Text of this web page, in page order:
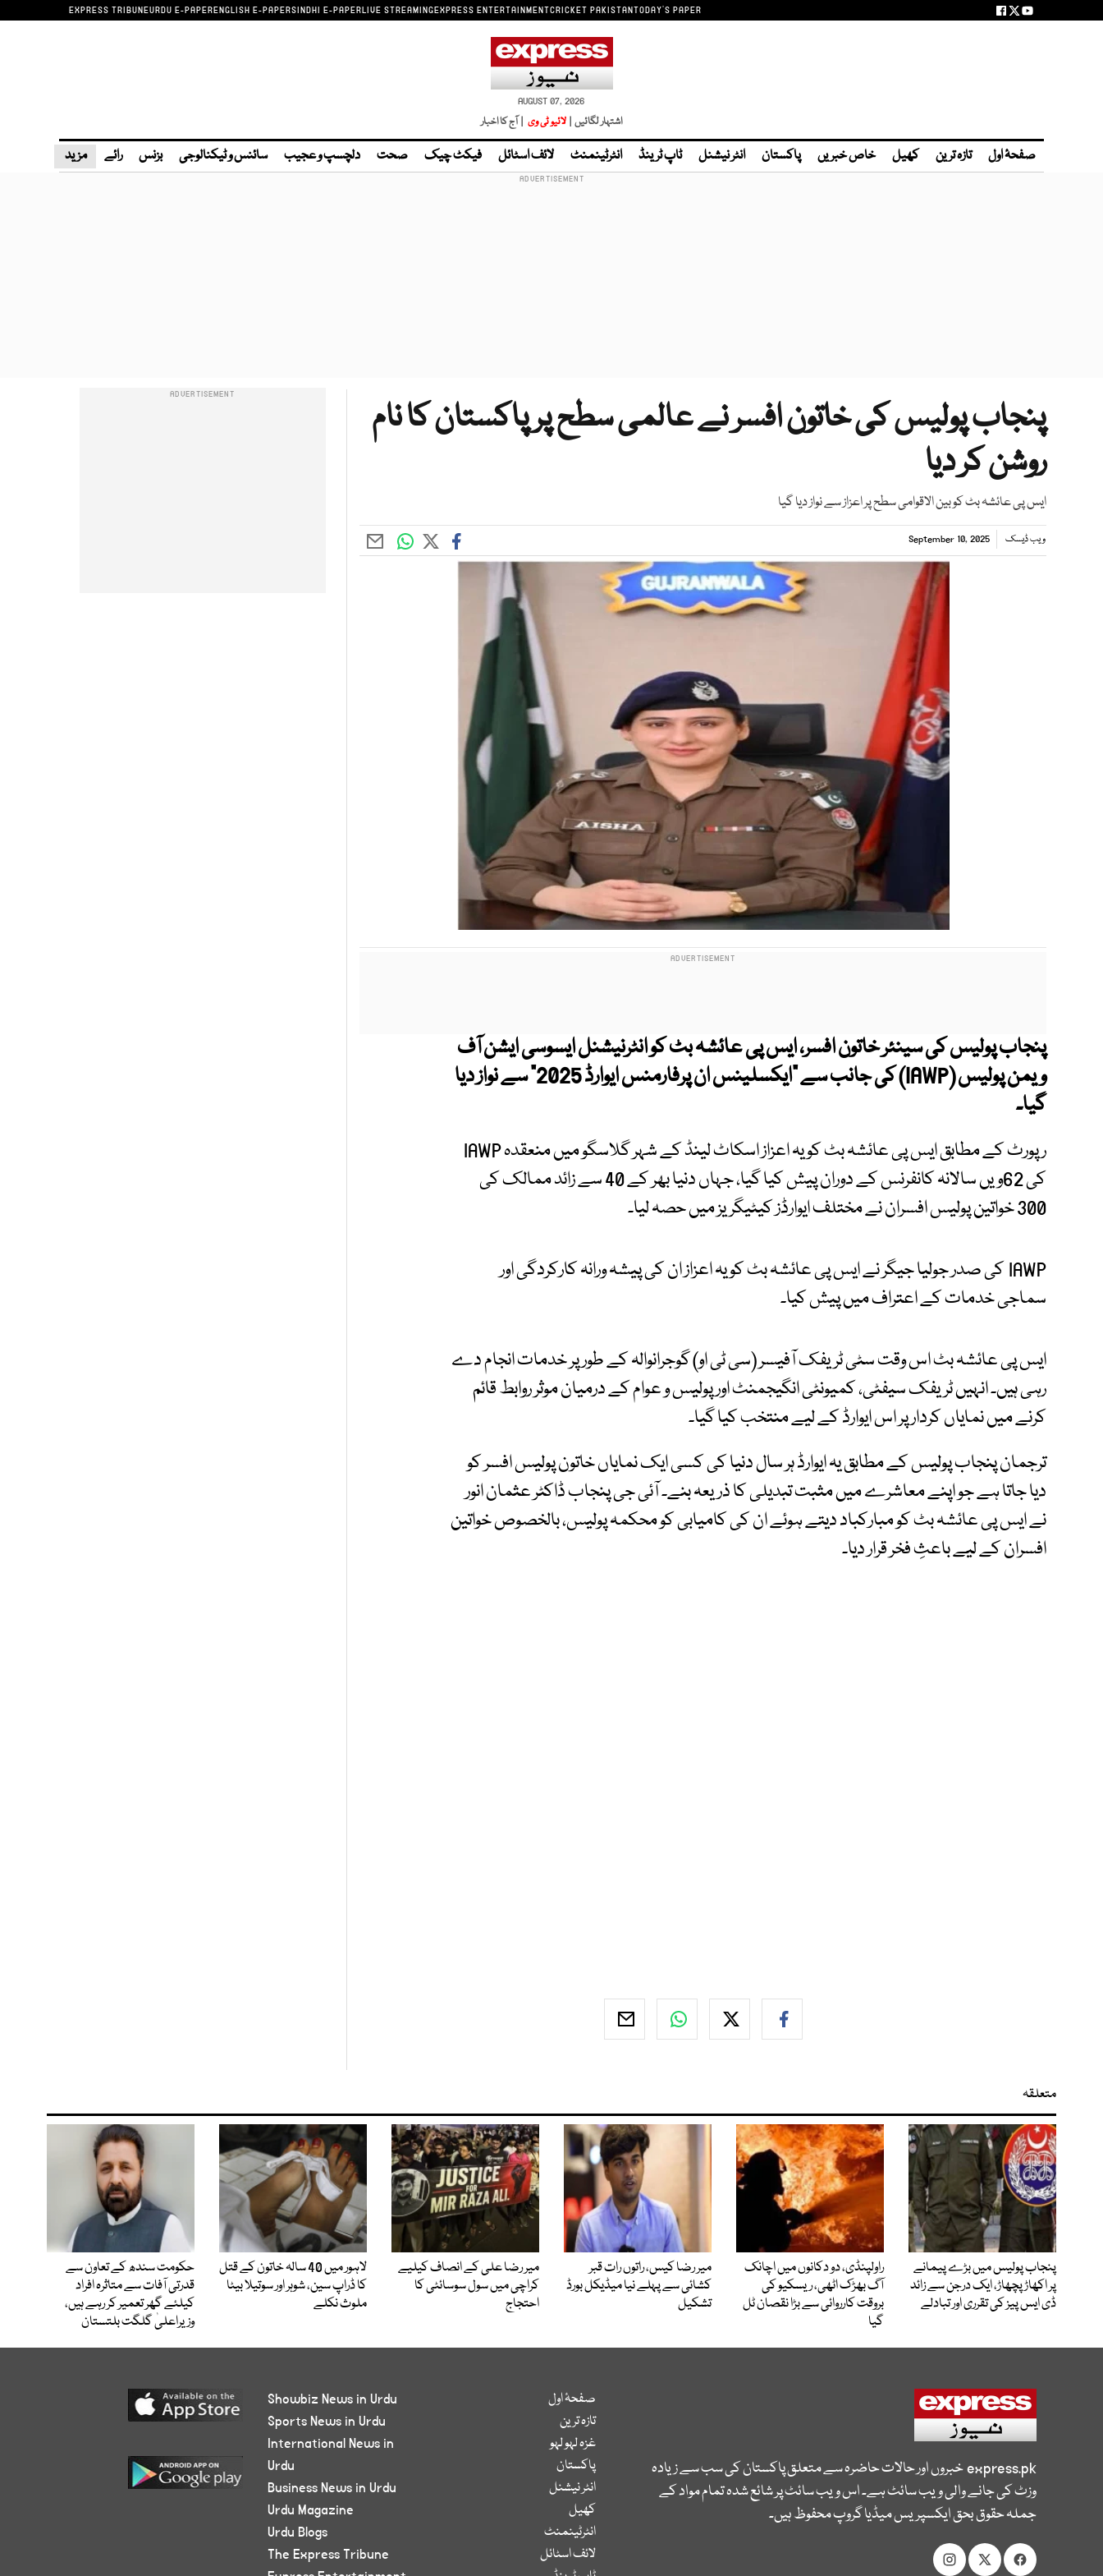
EXPRESS TRIBUNEURDU E-PAPERENGLISH E-PAPERSINDHI E-PAPERLIVE STREAMINGEXPRESS ENTERTAINMENTCRICKET PAKISTANTODAY'S PAPER
AUGUST 07, 2026
اشتہار لگائیں | لائیو ٹی وی | آج کا اخبار
صفحۂ اول تازہ ترین کھیل خاص خبریں پاکستان انٹر نیشنل ٹاپ ٹرینڈ انٹرٹینمنٹ لائف اسٹائل فیکٹ چیک صحت دلچسپ و عجیب سائنس و ٹیکنالوجی بزنس رائے مزید
پنجاب پولیس کی خاتون افسر نے عالمی سطح پر پاکستان کا نام
روشن کر دیا
ایس پی عائشہ بٹ کو بین الاقوامی سطح پر اعزاز سے نواز دیا گیا
ویب ڈیسک September 10, 2025
پنجاب پولیس کی سینئر خاتون افسر، ایس پی عائشہ بٹ کو انٹرنیشنل ایسوسی ایشن آف
ویمن پولیس (IAWP) کی جانب سے "ایکسلینس ان پرفارمنس ایوارڈ 2025" سے نواز دیا
گیا۔
رپورٹ کے مطابق ایس پی عائشہ بٹ کو یہ اعزاز اسکاٹ لینڈ کے شہر گلاسگو میں منعقدہ IAWP
کی 62ویں سالانہ کانفرنس کے دوران پیش کیا گیا، جہاں دنیا بھر کے 40 سے زائد ممالک کی
300 خواتین پولیس افسران نے مختلف ایوارڈز کیٹیگریز میں حصہ لیا۔
IAWP کی صدر جولیا جیگر نے ایس پی عائشہ بٹ کو یہ اعزاز ان کی پیشہ ورانہ کارکردگی اور
سماجی خدمات کے اعتراف میں پیش کیا۔
ایس پی عائشہ بٹ اس وقت سٹی ٹریفک آفیسر (سی ٹی او) گوجرانوالہ کے طور پر خدمات انجام دے
رہی ہیں۔ انہیں ٹریفک سیفٹی، کمیونٹی انگیجمنٹ اور پولیس و عوام کے درمیان موثر روابط قائم
کرنے میں نمایاں کردار پر اس ایوارڈ کے لیے منتخب کیا گیا۔
ترجمان پنجاب پولیس کے مطابق یہ ایوارڈ ہر سال دنیا کی کسی ایک نمایاں خاتون پولیس افسر کو
دیا جاتا ہے جو اپنے معاشرے میں مثبت تبدیلی کا ذریعہ بنے۔ آئی جی پنجاب ڈاکٹر عثمان انور
نے ایس پی عائشہ بٹ کو مبارکباد دیتے ہوئے ان کی کامیابی کو محکمہ پولیس، بالخصوص خواتین
افسران کے لیے باعثِ فخر قرار دیا۔
متعلقہ
پنجاب پولیس میں بڑے پیمانے
پر اکھاڑ پچھاڑ، ایک درجن سے زائد
ڈی ایس پیز کی تقرری اور تبادلے
راولپنڈی، دو دکانوں میں اچانک
آگ بھڑک اٹھی، ریسکیو کی
بروقت کارروائی سے بڑا نقصان ٹل
گیا
میر رضا کیس، راتوں رات قبر
کشائی سے پہلے نیا میڈیکل بورڈ
تشکیل
میر رضا علی کے انصاف کیلیے
کراچی میں سول سوسائٹی کا
احتجاج
لاہور میں 40 سالہ خاتون کے قتل
کا ڈراپ سین، شوہر اور سوتیلا بیٹا
ملوث نکلے
حکومت سندھ کے تعاون سے
قدرتی آفات سے متاثرہ افراد
کیلئے گھر تعمیر کر رہے ہیں،
وزیراعلیٰ گلگت بلتستان
express.pkخبروں اور حالات حاضرہ سے متعلق پاکستان کی سب سے زیادہ
وزٹ کی جانے والی ویب سائٹ ہے۔ اس ویب سائٹ پر شائع شدہ تمام مواد کے
جملہ حقوق بحق ایکسپریس میڈیا گروپ محفوظ ہیں۔
صفحۂ اول
تازہ ترین
غزہ لہو لہو
پاکستان
انٹر نیشنل
کھیل
انٹرٹینمنٹ
لائف اسٹائل
Showbiz News in Urdu
Sports News in Urdu
International News in
Urdu
Business News in Urdu
Urdu Magazine
Urdu Blogs
The Express Tribune